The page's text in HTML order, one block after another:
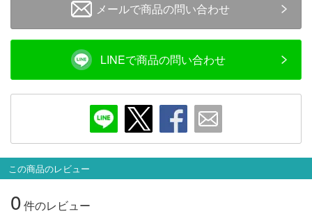
新規会員登録
会員ランクについて
レビューについて
メールで商品の問い合わせ
LINEで商品の問い合わせ
この商品のレビュー
0件のレビュー